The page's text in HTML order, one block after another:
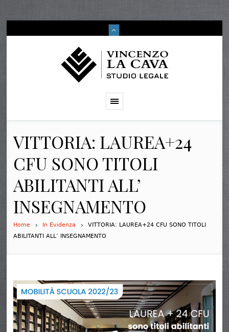
VITTORIA: LAUREA+24
CFU SONO TITOLI
ABILITANTI ALL’
INSEGNAMENTO
Home In Evidenza
VITTORIA: LAUREA+24 CFU SONO TITOLI
ABILITANTI ALL’ INSEGNAMENTO